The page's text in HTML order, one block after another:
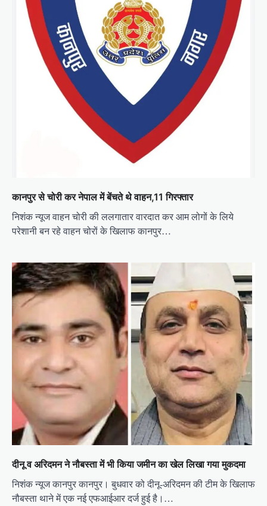
कानपुर से चोरी कर नेपाल में बेंचते थे वाहन,11 गिरफ्तार
निशंक न्यूज वाहन चोरी की ललगातार वारदात कर आम लोगों के लिये
परेशानी बन रहे वाहन चोरों के खिलाफ कानपुर…
दीनू व अरिदमन ने नौबस्ता में भी किया जमीन का खेल लिखा गया मुकदमा
निशंक न्यूज कानपुर कानपुर। बुधवार को दीनू-अरिदमन की टीम के खिलाफ
नौबस्ता थाने में एक नई एफआईआर दर्ज हुई है।…